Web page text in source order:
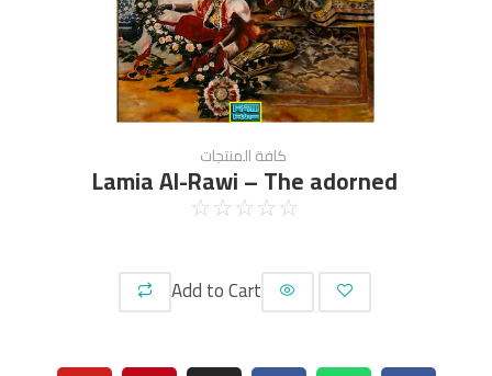
كافة المنتجات
Lamia Al-Rawi – The adorned
☆
☆
☆
☆
☆
Add to Cart